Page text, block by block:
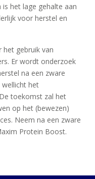
het lage gehalte aan
voor herstel en
gebruik van
Er wordt onderzoek
na een zware
wellicht het
toekomst zal het
op het (bewezen)
Neem na een zware
Protein Boost.